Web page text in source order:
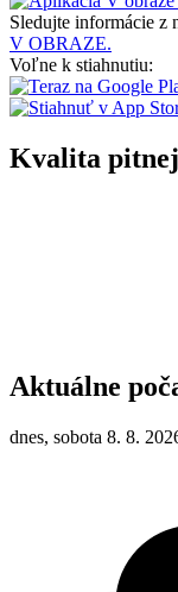
Sledujte informácie z
V OBRAZE.
Voľne k stiahnutiu:
Kvalita
Aktuálne
dnes, sobota 8. 8.